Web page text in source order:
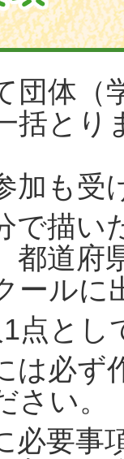
団体（
括とり
加も受
で描い
都道府
ールに
点とし
は必ず
さい。
必要事